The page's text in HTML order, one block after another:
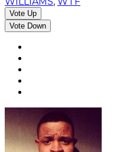
Vote Up
Vote Down